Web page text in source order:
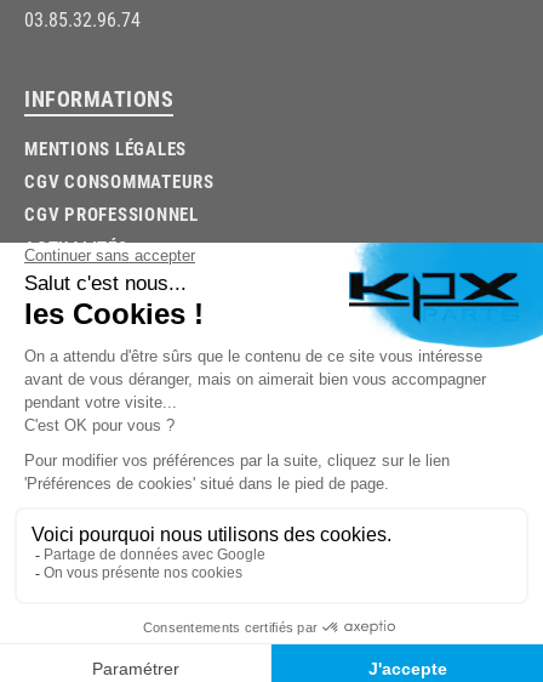
03.85.32.96.74
© 2026 -KPX PARTS- SITE CRÉÉ PARLET'S CLIC
03.85.32.96.74
INFORMATIONS
MENTIONS LÉGALES
CGV CONSOMMATEURS
CGV PROFESSIONNEL
ACTUALITÉS
TROUVEZ LA BONNE PIÈCE RAPIDEMENT
03.85.32.96.74